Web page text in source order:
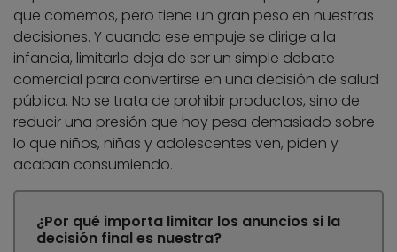
que comemos, pero tiene un gran peso en nuestras
decisiones. Y cuando ese empuje se dirige a la
infancia, limitarlo deja de ser un simple debate
comercial para convertirse en una decisión de salud
pública. No se trata de prohibir productos, sino de
reducir una presión que hoy pesa demasiado sobre
lo que niños, niñas y adolescentes ven, piden y
acaban consumiendo.
¿Por qué importa limitar los anuncios si la
decisión final es nuestra?